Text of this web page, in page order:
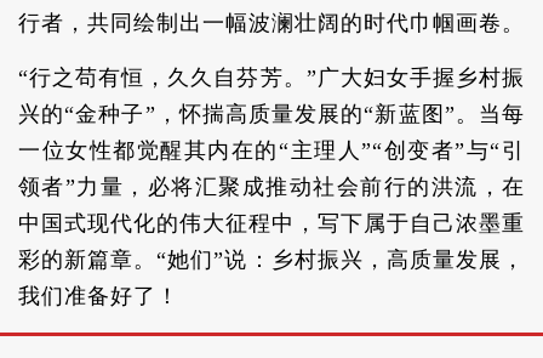
行者，共同绘制出一幅波澜壮阔的时代巾帼画卷。
“行之苟有恒，久久自芬芳。”广大妇女手握乡村振
兴的“金种子”，怀揣高质量发展的“新蓝图”。当每
一位女性都觉醒其内在的“主理人”“创变者”与“引
领者”力量，必将汇聚成推动社会前行的洪流，在
中国式现代化的伟大征程中，写下属于自己浓墨重
彩的新篇章。“她们”说：乡村振兴，高质量发展，
我们准备好了！